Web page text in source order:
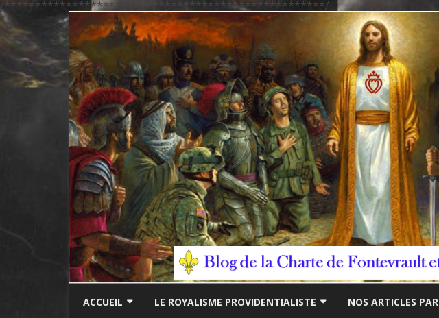
/****************************************************/
ACCUEIL LE ROYALISME PROVIDENTIALISTE NOS ARTICLES PAR